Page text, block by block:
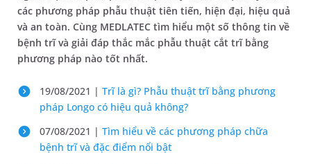
các phương pháp phẫu thuật tiên tiến, hiện đại, hiệu quả
và an toàn. Cùng MEDLATEC tìm hiểu một số thông tin về
bệnh trĩ và giải đáp thắc mắc phẫu thuật cắt trĩ bằng
phương pháp nào tốt nhất.
19/08/2021 | Trĩ là gì? Phẫu thuật trĩ bằng phương
pháp Longo có hiệu quả không?
07/08/2021 | Tìm hiểu về các phương pháp chữa
bệnh trĩ và đặc điểm nổi bật